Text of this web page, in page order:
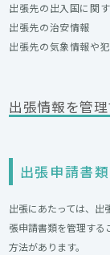
出張先の出入国に関
出張先の治安情報
出張先の気象情報や
出張情報を管
出張申請書
出張にあたっては、出
張申請書類を管理する
方法があります。